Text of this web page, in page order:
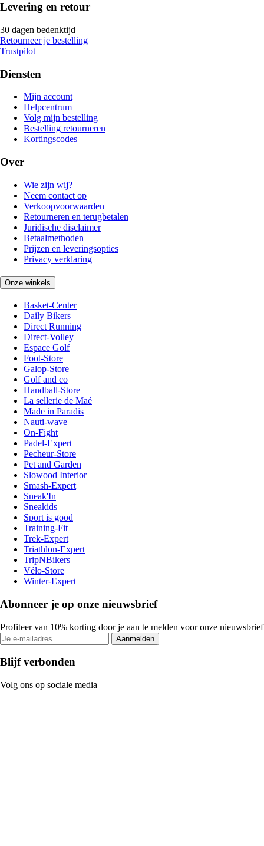
Levering en retour
30 dagen bedenktijd
Retourneer je bestelling
Trustpilot
Diensten
Mijn account
Helpcentrum
Volg mijn bestelling
Bestelling retourneren
Kortingscodes
Over
Wie zijn wij?
Neem contact op
Verkoopvoorwaarden
Retourneren en terugbetalen
Juridische disclaimer
Betaalmethoden
Prijzen en leveringsopties
Privacy verklaring
Onze winkels
Basket-Center
Daily Bikers
Direct Running
Direct-Volley
Espace Golf
Foot-Store
Galop-Store
Golf and co
Handball-Store
La sellerie de Maé
Made in Paradis
Nauti-wave
On-Fight
Padel-Expert
Pecheur-Store
Pet and Garden
Slowood Interior
Smash-Expert
Sneak'In
Sneakids
Sport is good
Training-Fit
Trek-Expert
Triathlon-Expert
TripNBikers
Vélo-Store
Winter-Expert
Abonneer je op onze nieuwsbrief
Profiteer van 10% korting door je aan te melden voor onze nieuwsbrief
Aanmelden
Blijf verbonden
Volg ons op sociale media